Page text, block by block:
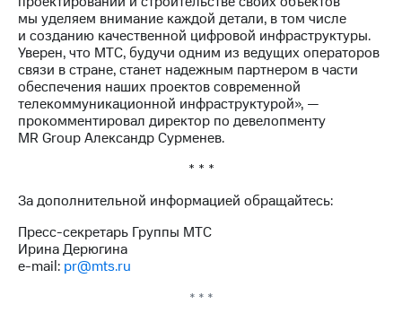
о
погашении
именных
облигаций
Другое
Регистратор
Реквизиты
Контакты
На главную
мы уделяем внимание каждой детали, в том числе
и созданию качественной цифровой инфраструктуры.
Уверен, что МТС, будучи одним из ведущих операторов
связи в стране, станет надежным партнером в части
обеспечения наших проектов современной
телекоммуникационной инфраструктурой», —
прокомментировал директор по девелопменту
MR Group Александр Сурменев.
* * *
За дополнительной информацией обращайтесь:
Пресс-секретарь Группы МТС
Ирина Дерюгина
e-mail: pr@mts.ru
* * *